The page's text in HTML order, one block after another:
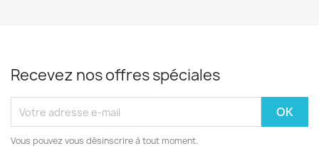
Recevez nos offres spéciales
Vous pouvez vous désinscrire à tout moment.